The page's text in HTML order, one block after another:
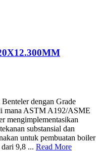
dengan Grade
mana ASTM A192/ASME
mengimplementasikan
substansial dan
untuk pembuatan boiler
9,8 ... Read More